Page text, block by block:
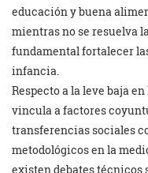
educación y buena
mientras no se resuelva
fundamental fortalecer
infancia.
Respecto a la leve baja
vincula a factores
transferencias sociales
metodológicos en la
existen debates técnicos